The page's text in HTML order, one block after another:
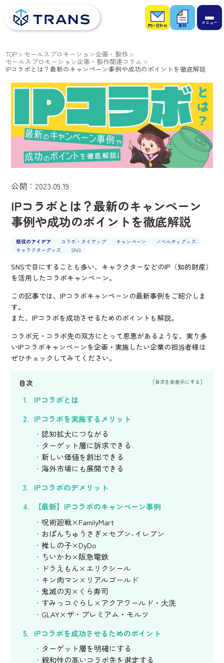
お問
い合
わせ
お役
立ち
資料
TOP セールスプロモーション企画・製作
セールスプロモーション企画・製作関連コラム
IPコラボとは？最新のキャンペーン事例や成功のポイントを徹底解説
公開：2023.09.19
IPコラボとは？最新のキャンペーン
事例や成功のポイントを徹底解説
販促のアイデア コラボ・タイアップ キャンペーン
ノベルティグッズ
キャラクターグッズ
SNS
SNSで目にすることも多い、キャラクターなどのIP（知的財産）
を活用したコラボキャンペーン。
この記事では、IPコラボキャンペーンの最新事例をご紹介しま
す。
また、IPコラボを成功させるためのポイントも解説。
コラボ元・コラボ先の双方にとって恩恵があるような、実り多
いIPコラボキャンペーンを企画・実施したい企業の担当者様は
ぜひチェックしてみてください。
目次
IPコラボとは
IPコラボを実施するメリット
認知拡大につながる
ターゲット層に訴求できる
新しい価値を創出できる
海外市場にも展開できる
IPコラボのデメリット
【最新】IPコラボのキャンペーン事例
呪術廻戦×FamilyMart
おぱんちゅうさぎ×セブン-イレブン
推しの子×DyDo
ちいかわ×阪急電鉄
ドラえもん×エリクシール
キン肉マン×リアルゴールド
鬼滅の刃×くら寿司
すみっコぐらし×アクアワールド・大洗
GLAY×ザ・プレミアム・モルツ
IPコラボを成功させるためのポイント
ターゲット層を明確にする
親和性の高いコラボ先を選定する